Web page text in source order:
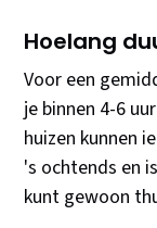
Hoelang
Voor een
je binnen 4-6
huizen kunnen
's ochtends en
kunt gewoon